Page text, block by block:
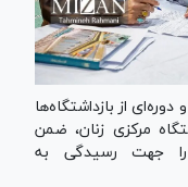
از بازداشتگاه‌ها
مرکزی زنان، ضمن
را جهت رسیدگی به